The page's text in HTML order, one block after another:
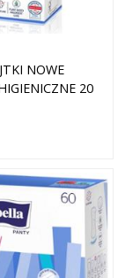
NOWE
20